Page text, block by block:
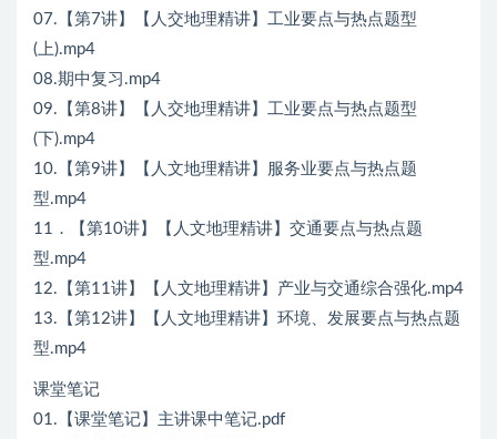
07.【第7讲】【人交地理精讲】工业要点与热点题型
(上).mp4
08.期中复习.mp4
09.【第8讲】【人交地理精讲】工业要点与热点题型
(下).mp4
10.【第9讲】【人文地理精讲】服务业要点与热点题
型.mp4
11．【第10讲】【人文地理精讲】交通要点与热点题
型.mp4
12.【第11讲】【人文地理精讲】产业与交通综合强化.mp4
13.【第12讲】【人文地理精讲】环境、发展要点与热点题
型.mp4
课堂笔记
01.【课堂笔记】主讲课中笔记.pdf